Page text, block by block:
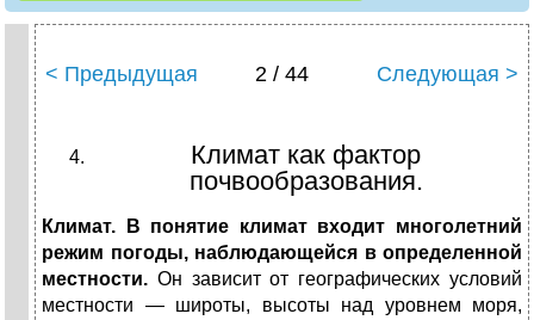
< Предыдущая 2 / 44 Следующая >
Климат как фактор
почвообразования.
Климат. В понятие климат входит многолетний
режим погоды, наблюдающейся в определенной
местности. Он зависит от гео­графических условий
местности — широты, высоты над уровнем моря,